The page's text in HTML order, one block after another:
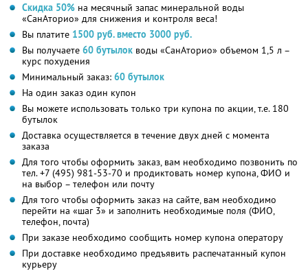
Скидка 50% на месячный запас минеральной воды
«СанАторио» для снижения и контроля веса!
Вы платите 1500 руб. вместо 3000 руб.
Вы получаете 60 бутылок воды «СанАторио» объемом 1,5 л –
курс похудения
Минимальный заказ: 60 бутылок
На один заказ один купон
Вы можете использовать только три купона по акции, т.е. 180
бутылок
Доставка осуществляется в течение двух дней с момента
заказа
Для того чтобы оформить заказ, вам необходимо позвонить по
тел. +7 (495) 981-53-70 и продиктовать номер купона, ФИО и
на выбор – телефон или почту
Для того чтобы оформить заказ на сайте, вам необходимо
перейти на «шаг 3» и заполнить необходимые поля (ФИО,
телефон, почта)
При заказе необходимо сообщить номер купона оператору
При доставке необходимо предъявить распечатанный купон
курьеру